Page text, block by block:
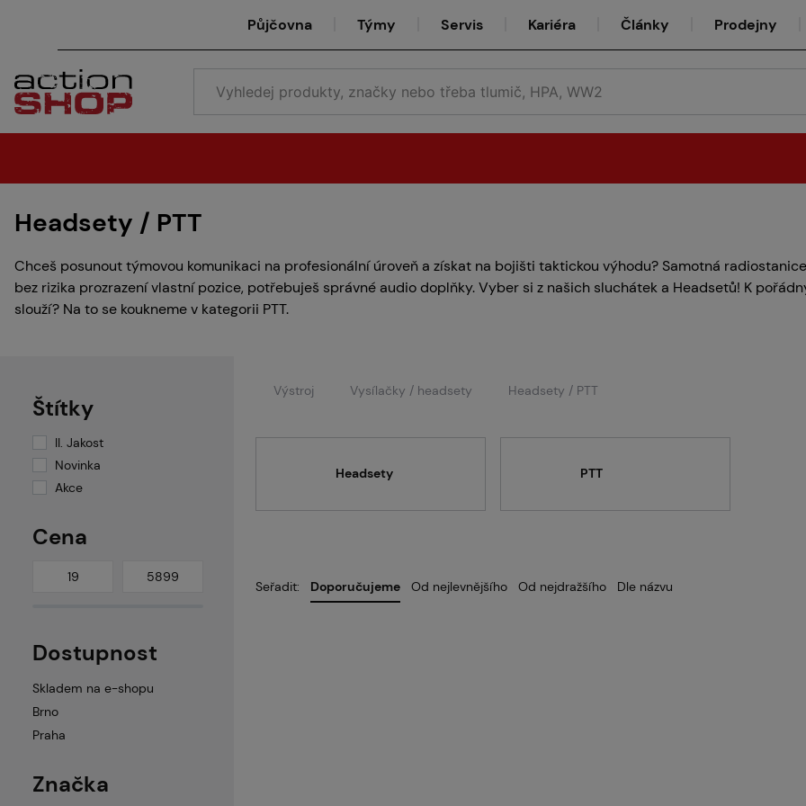
Půjčovna Týmy Servis Kariéra Články Prodejny
Články
Headsety / PTT
Chceš posunout týmovou komunikaci na profesionální úroveň a získat na bojišti taktickou výhodu? Samotná
bez rizika prozrazení vlastní pozice, potřebuješ správné audio doplňky. Vyber si z našich sluchátek a Headsetů! K
slouží? Na to se koukneme v kategorii PTT.
Štítky
II. Jakost
Novinka
Akce
Cena
Dostupnost
Skladem na e-shopu
Brno
Praha
Značka
Výstroj Vysílačky / headsety Headsety / PTT
Headsety PTT
Seřadit: Doporučujeme Od nejlevnějšího Od nejdražšího Dle názvu